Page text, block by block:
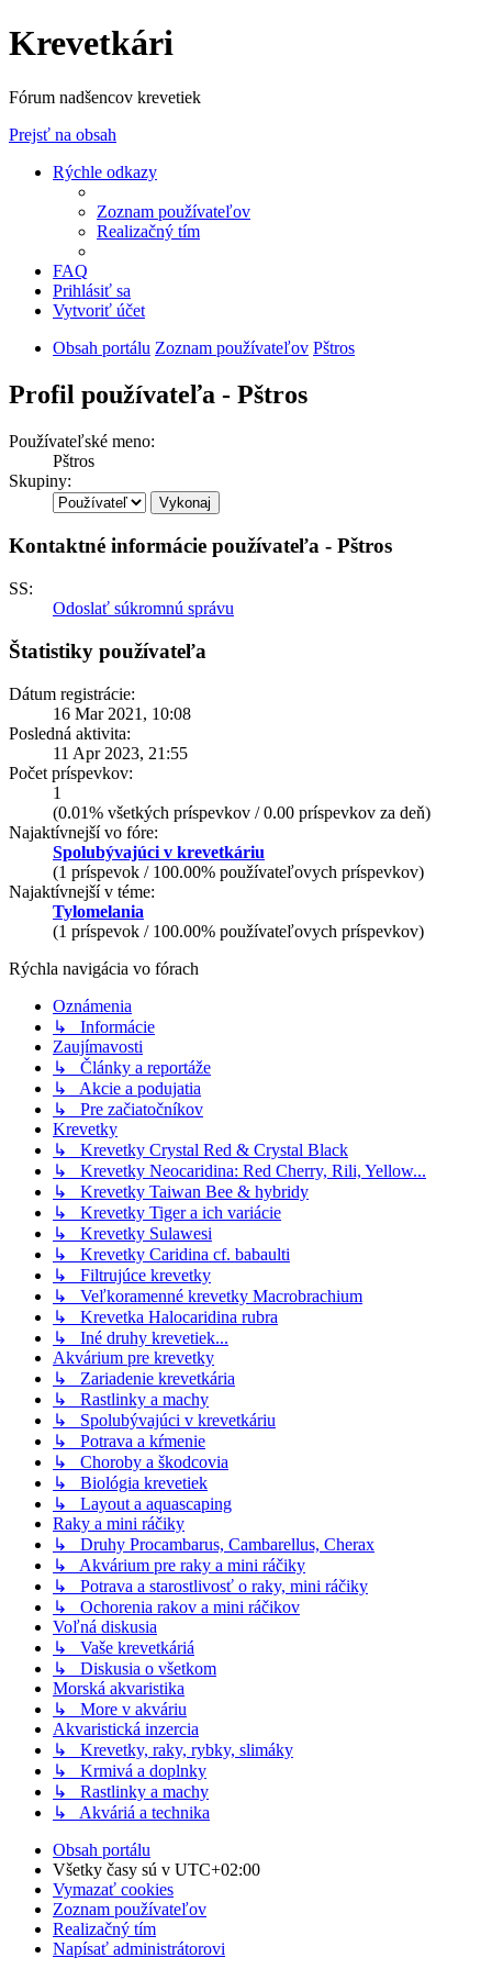
Krevetkári
Fórum nadšencov krevetiek
Prejsť na obsah
Rýchle odkazy
Zoznam používateľov
Realizačný tím
FAQ
Prihlásiť sa
Vytvoriť účet
Obsah portálu Zoznam používateľov Pštros
Profil používateľa - Pštros
Používateľské meno:
Pštros
Skupiny:
Kontaktné informácie používateľa - Pštros
SS:
Odoslať súkromnú správu
Štatistiky používateľa
Dátum registrácie:
16 Mar 2021, 10:08
Posledná aktivita:
11 Apr 2023, 21:55
Počet príspevkov:
1
(0.01% všetkých príspevkov / 0.00 príspevkov za deň)
Najaktívnejší vo fóre:
Spolubývajúci v krevetkáriu
(1 príspevok / 100.00% používateľovych príspevkov)
Najaktívnejší v téme:
Tylomelania
(1 príspevok / 100.00% používateľovych príspevkov)
Rýchla navigácia vo fórach
Oznámenia
↳ Informácie
Zaujímavosti
↳ Články a reportáže
↳ Akcie a podujatia
↳ Pre začiatočníkov
Krevetky
↳ Krevetky Crystal Red & Crystal Black
↳ Krevetky Neocaridina: Red Cherry, Rili, Yellow...
↳ Krevetky Taiwan Bee & hybridy
↳ Krevetky Tiger a ich variácie
↳ Krevetky Sulawesi
↳ Krevetky Caridina cf. babaulti
↳ Filtrujúce krevetky
↳ Veľkoramenné krevetky Macrobrachium
↳ Krevetka Halocaridina rubra
↳ Iné druhy krevetiek...
Akvárium pre krevetky
↳ Zariadenie krevetkária
↳ Rastlinky a machy
↳ Spolubývajúci v krevetkáriu
↳ Potrava a kŕmenie
↳ Choroby a škodcovia
↳ Biológia krevetiek
↳ Layout a aquascaping
Raky a mini ráčiky
↳ Druhy Procambarus, Cambarellus, Cherax
↳ Akvárium pre raky a mini ráčiky
↳ Potrava a starostlivosť o raky, mini ráčiky
↳ Ochorenia rakov a mini ráčikov
Voľná diskusia
↳ Vaše krevetkáriá
↳ Diskusia o všetkom
Morská akvaristika
↳ More v akváriu
Akvaristická inzercia
↳ Krevetky, raky, rybky, slimáky
↳ Krmivá a doplnky
↳ Rastlinky a machy
↳ Akváriá a technika
Obsah portálu
Všetky časy sú v UTC+02:00
Vymazať cookies
Zoznam používateľov
Realizačný tím
Napísať administrátorovi